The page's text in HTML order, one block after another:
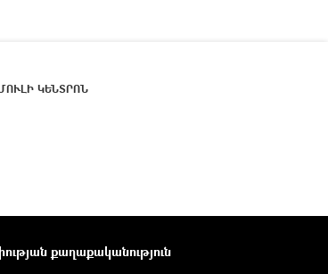
ԿԵՆՏՐՈՆ
քաղաքականություն